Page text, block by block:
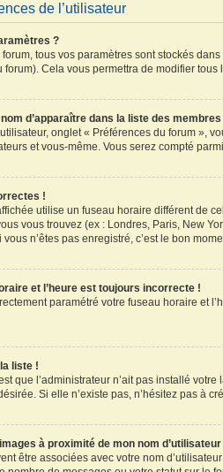
de l’utilisateur
?
tous vos paramètres sont stockés
forum). Cela vous permettra de modifier
d’apparaître dans la liste des
onglet « Préférences du forum »,
et vous-même. Vous serez compté
!
utilise un fuseau horaire différent de
vous trouvez (ex : Londres, Paris, New
n’êtes pas enregistré, c’est le bon
et l’heure est toujours incorrecte !
paramétré votre fuseau horaire et
liste !
que l’administrateur n’ait pas installé
Si elle n’existe pas, n’hésitez pas à
à proximité de mon nom d’utilisateur
être associées avec votre nom